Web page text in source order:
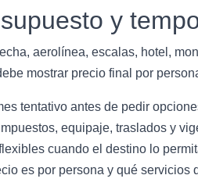
y
aerolínea, escalas, hotel,
mostrar precio final por
tentativo antes de pedir
equipaje, traslados y
cuando el destino lo
es por persona y qué servicios